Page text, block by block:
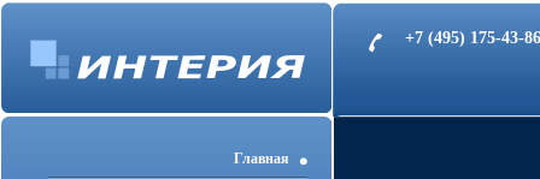
+7 (495) 175-43-
Главная